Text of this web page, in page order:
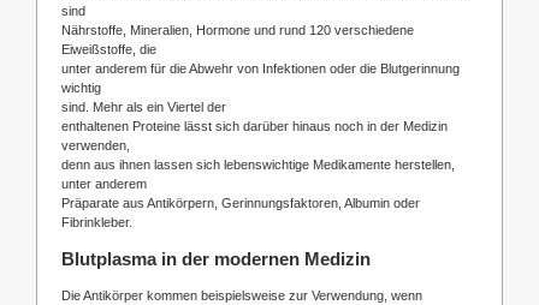
sind
Nährstoffe, Mineralien, Hormone und rund 120 verschiedene
Eiweißstoffe, die
unter anderem für die Abwehr von Infektionen oder die Blutgerinnung
wichtig
sind. Mehr als ein Viertel der
enthaltenen Proteine lässt sich darüber hinaus noch in der Medizin
verwenden,
denn aus ihnen lassen sich lebenswichtige Medikamente herstellen,
unter anderem
Präparate aus Antikörpern, Gerinnungsfaktoren, Albumin oder
Fibrinkleber.
Blutplasma in der modernen Medizin
Die Antikörper kommen beispielsweise zur Verwendung, wenn